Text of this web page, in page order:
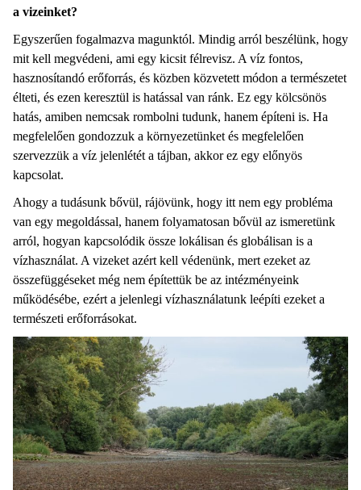
a vizeinket?
Egyszerűen fogalmazva magunktól. Mindig arról beszélünk, hogy
mit kell megvédeni, ami egy kicsit félrevisz. A víz fontos,
hasznosítandó erőforrás, és közben közvetett módon a természetet
élteti, és ezen keresztül is hatással van ránk. Ez egy kölcsönös
hatás, amiben nemcsak rombolni tudunk, hanem építeni is. Ha
megfelelően gondozzuk a környezetünket és megfelelően
szervezzük a víz jelenlétét a tájban, akkor ez egy előnyös
kapcsolat.
Ahogy a tudásunk bővül, rájövünk, hogy itt nem egy probléma
van egy megoldással, hanem folyamatosan bővül az ismeretünk
arról, hogyan kapcsolódik össze lokálisan és globálisan is a
vízhasználat. A vizeket azért kell védenünk, mert ezeket az
összefüggéseket még nem építettük be az intézményeink
működésébe, ezért a jelenlegi vízhasználatunk leépíti ezeket a
természeti erőforrásokat.